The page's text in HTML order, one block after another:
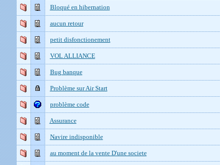
Bloqué en hibernation
aucun retour
petit disfonctionement
VOL ALLIANCE
Bug banque
Problème sur Air Start
problème code
Assurance
Navire indisponible
au moment de la vente D'une societe